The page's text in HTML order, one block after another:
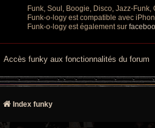
Funk, Soul, Boogie, Disco, Jazz-
Funk-o-logy est compatible avec
Funk-o-logy est également sur
Accès funky aux fonctionnalités du forum
Index funky